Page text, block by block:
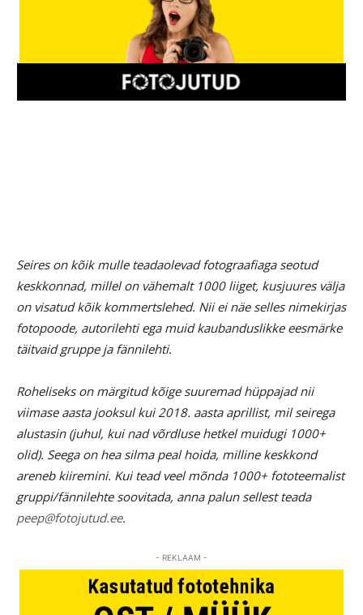
Seires on kõik mulle teadaolevad fotograafiaga seotud
keskkonnad, millel on vähemalt 1000 liiget, kusjuures välja
on visatud kõik kommertslehed. Nii ei näe selles nimekirjas
fotopoode, autorilehti ega muid kaubanduslikke eesmärke
täitvaid gruppe ja fännilehti.
Roheliseks on märgitud kõige suuremad hüppajad nii
viimase aasta jooksul kui 2018. aasta aprillist, mil seirega
alustasin (juhul, kui nad võrdluse hetkel muidugi 1000+
olid). Seega on hea silma peal hoida, milline keskkond
areneb kiiremini. Kui tead veel mõnda 1000+ fototeemalist
gruppi/fännilehte soovitada, anna palun sellest teada
peep@fotojutud.ee.
- REKLAAM -